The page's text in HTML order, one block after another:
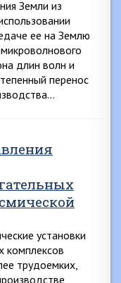
Земли из
ее на Землю
длин волн и
перенос
установки
комплексов
трудоемких,